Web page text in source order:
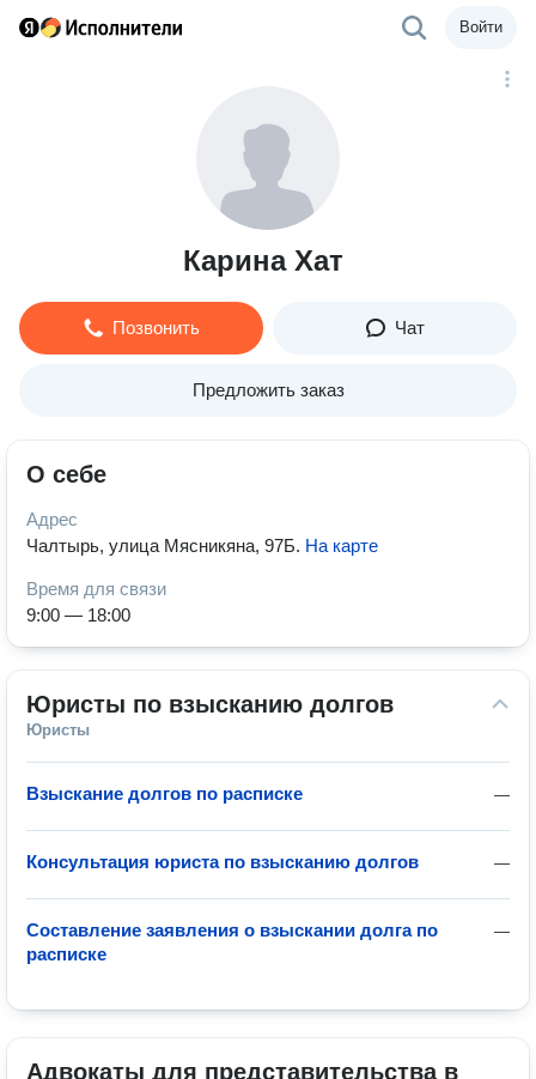
Войти
Карина Хат
Позвонить Чат
Предложить заказ
О себе
Адрес
Чалтырь, улица Мясникяна, 97Б. На карте
Время для связи
9:00 — 18:00
Юристы по взысканию долгов
Юристы
—
Взыскание долгов по расписке
—
Консультация юриста по взысканию долгов
—
Составление заявления о взыскании долга по
расписке
Адвокаты для представительства в